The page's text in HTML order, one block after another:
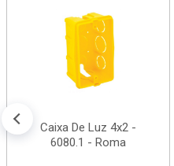
Caixa De Luz 4x2 -
6080.1 - Roma